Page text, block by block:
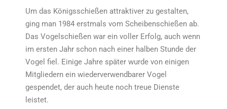
Um das Königsschießen attraktiver zu gestalten,
ging man 1984 erstmals vom Scheibenschießen ab.
Das Vogelschießen war ein voller Erfolg, auch wenn
im ersten Jahr schon nach einer halben Stunde der
Vogel fiel. Einige Jahre später wurde von einigen
Mitgliedern ein wiederverwendbarer Vogel
gespendet, der auch heute noch treue Dienste
leistet.